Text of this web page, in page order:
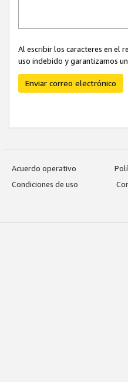
Al escribir los caracteres en el
uso indebido y garantizamos
Enviar correo electrónico
Acuerdo operativo
Condiciones de uso